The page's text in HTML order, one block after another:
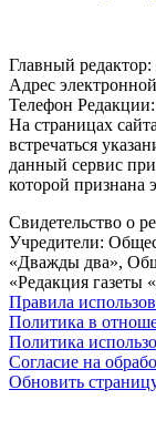
Главный
Адрес
Телефон Редакции:
На страницах
встречаться
данный сервис
которой признана
Свидетельство о
Учредители:
«Дважды два»,
«Редакция газеты
Правила
Политика в
Политика
Согласие на
Обновить